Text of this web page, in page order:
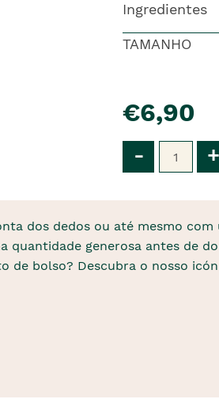
Ingredientes
TAMANHO
€6,90
- +
dos dedos ou até mesmo
generosa antes de
bolso? Descubra o nosso